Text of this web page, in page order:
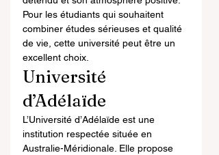
Pour les étudiants qui souhaitent
combiner études sérieuses et qualité
de vie, cette université peut être un
excellent choix.
Université
d’Adélaïde
L’Université d’Adélaïde est une
institution respectée située en
Australie-Méridionale. Elle propose